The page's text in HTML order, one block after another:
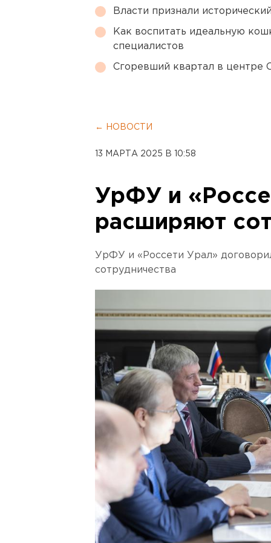
Власти признали
Как воспитать идеальную
специалистов
Сгоревший квартал в центре
← НОВОСТИ
13 МАРТА 2025 В 10:58
УрФУ и
расширяют
УрФУ и «Россети Урал»
сотрудничества